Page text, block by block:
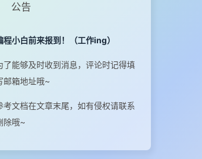
公告
程小白前来报到！（工作ing）
了能够及时收到消息，评论时记得填
邮箱地址哦~
考文档在文章末尾，如有侵权请联系
除哦~